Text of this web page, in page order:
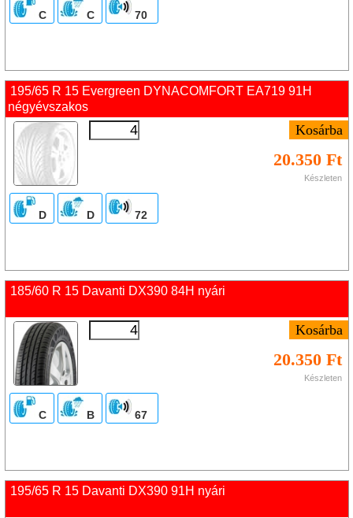
C C 70
195/65 R 15 Evergreen DYNACOMFORT EA719 91H
négyévszakos
20.350 Ft
Készleten
D D 72
185/60 R 15 Davanti DX390 84H nyári
20.350 Ft
Készleten
C B 67
195/65 R 15 Davanti DX390 91H nyári